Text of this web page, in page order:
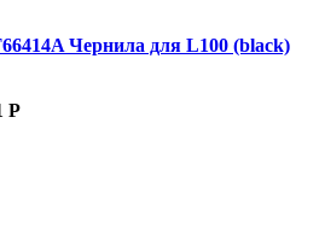
Чернила для L100 (black)
Р